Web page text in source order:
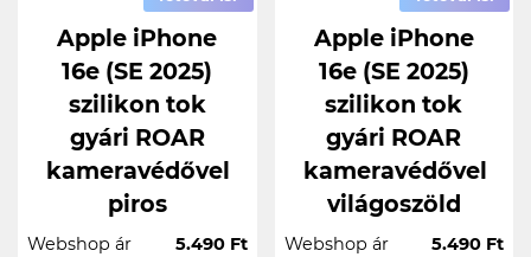
Apple iPhone
16e (SE 2025)
szilikon tok
gyári ROAR
kameravédővel
piros
Webshop ár 5.490 Ft
Apple iPhone
16e (SE 2025)
szilikon tok
gyári ROAR
kameravédővel
világoszöld
Webshop ár 5.490 Ft